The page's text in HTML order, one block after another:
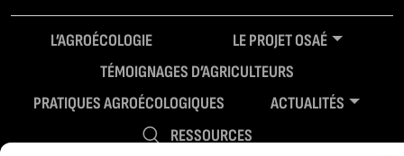
L’AGROÉCOLOGIE
LE PROJET OSAÉ
TÉMOIGNAGES D’AGRICULTEURS
PRATIQUES AGROÉCOLOGIQUES
ACTUALITÉS
RESSOURCES